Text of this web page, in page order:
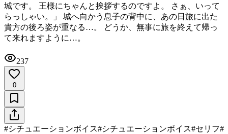
城です。 王様にちゃんと挨拶するのですよ。 さぁ、いって
らっしゃい。」 城へ向かう息子の背中に、あの日旅に出た
貴方の後ろ姿が重なる…。 どうか、無事に旅を終えて帰っ
て来れますように…。
237
0
#シチュエーションボイス#シチュエーションボイス#セリフ#